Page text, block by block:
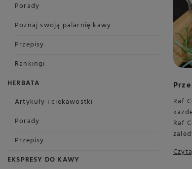
Porady
Poznaj swoją palarnię kawy
Przepisy
Rankingi
HERBATA
Artykuły i ciekawostki
Porady
Przepisy
EKSPRESY DO KAWY
Raf
Raf